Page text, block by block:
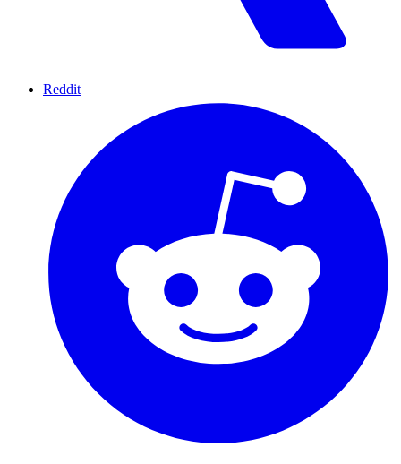
Reddit